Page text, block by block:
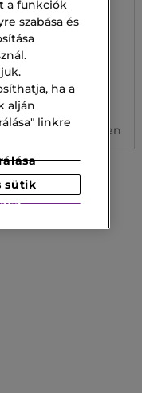
JACOBS
Intense Eau de
Ft
970,00 Ft
3 kiszerelésben
a funkciók
szabása és
ha a
alján
linkre